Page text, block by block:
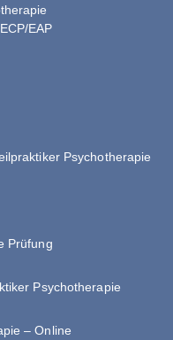
EAP
Psychotherapie
Prüfung
Psychotherapie
– Online